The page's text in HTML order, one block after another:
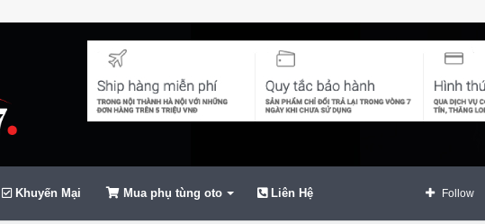
Khuyến Mại Mua phụ tùng oto Liên Hệ Follow